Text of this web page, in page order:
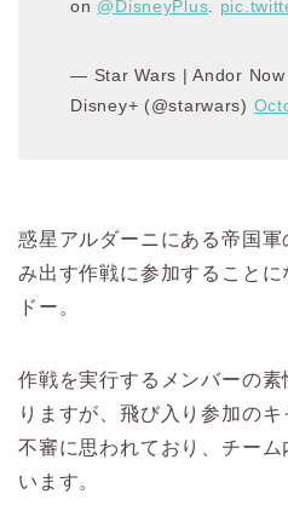
on @DisneyPlus
— Star Wars | Andor Now
Disney+ (@starwars)
惑星アルダーニにある帝国
み出す作戦に参加すること
ドー。
作戦を実行するメンバーの
りますが、飛び入り参加の
不審に思われており、チー
います。